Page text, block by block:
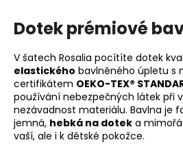
Dotek prémiové
V šatech Rosalia pocítíte dotek
elastického bavlněného úpletu s
certifikátem OEKO-TEX®
používání nebezpečných látek při
nezávadnost materiálu. Bavlna je
jemná, hebká na dotek a
vaší, ale i k dětské pokožce.